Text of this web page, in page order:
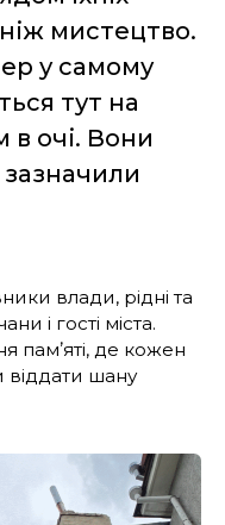
мистецтво.
у самому
тут на
в очі. Вони
влади, рідні та
і гості міста.
памʼяті, де кожен
шану